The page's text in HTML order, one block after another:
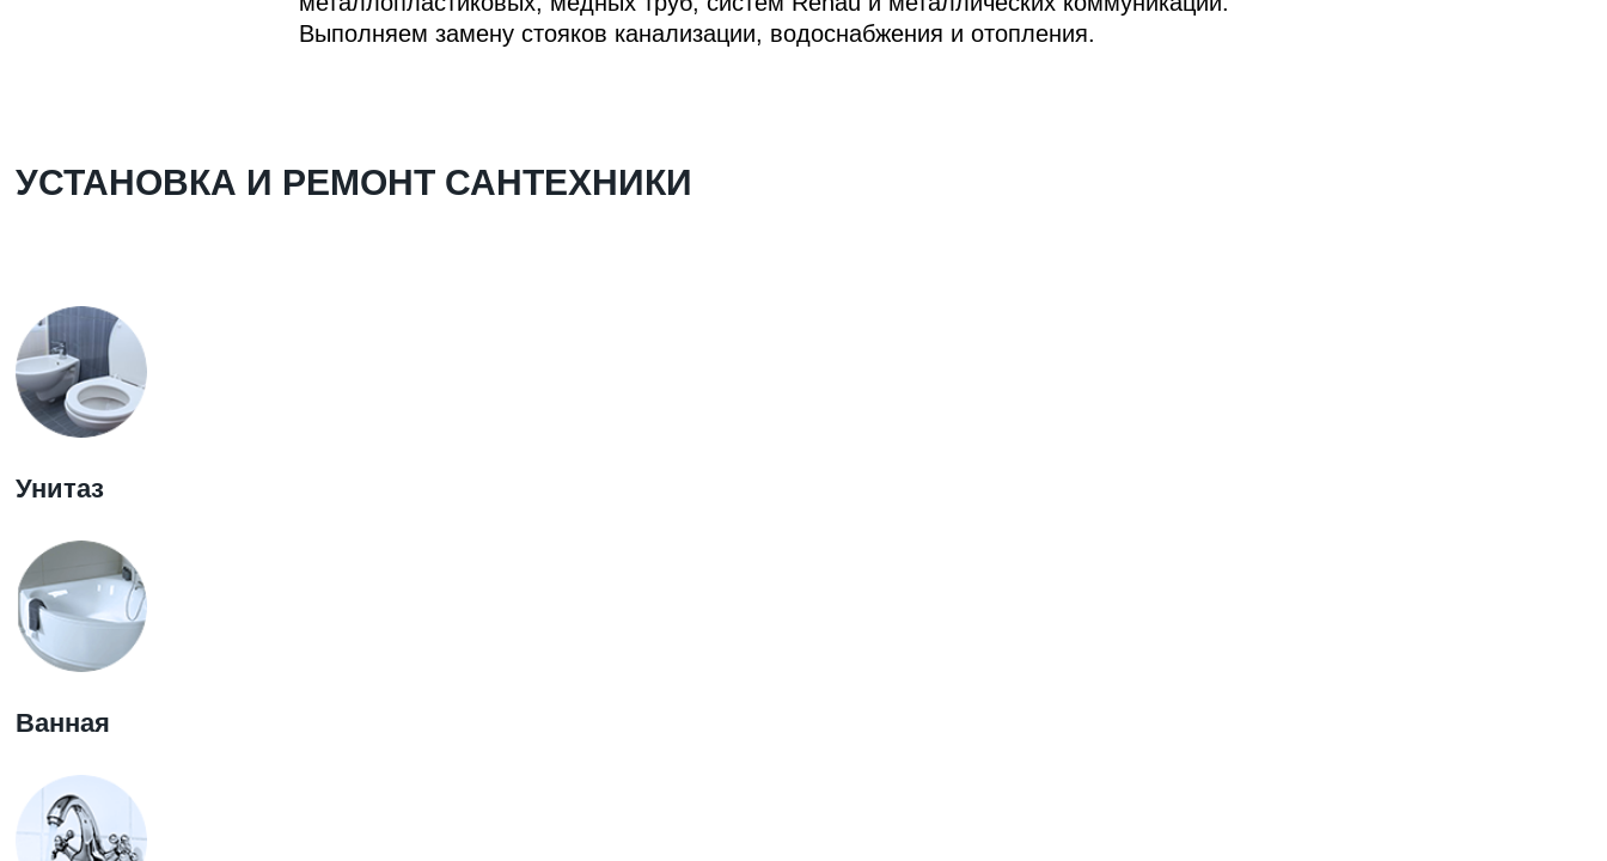
Выполняем замену стояков канализации, водоснабжения и отопления.
УСТАНОВКА И РЕМОНТ САНТЕХНИКИ
Унитаз
Ванная